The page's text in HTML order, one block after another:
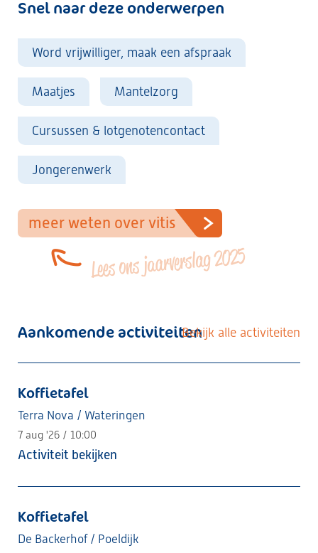
Snel naar deze onderwerpen
Word vrijwilliger, maak een afspraak
Maatjes Mantelzorg
Cursussen & lotgenotencontact
Jongerenwerk
meer weten over vitis
Lees ons jaarverslag 2025
Aankomende activiteitenBekijk alle activiteiten
Koffietafel
Terra Nova / Wateringen
7 aug '26 / 10:00
Activiteit bekijken
Koffietafel
De Backerhof / Poeldijk